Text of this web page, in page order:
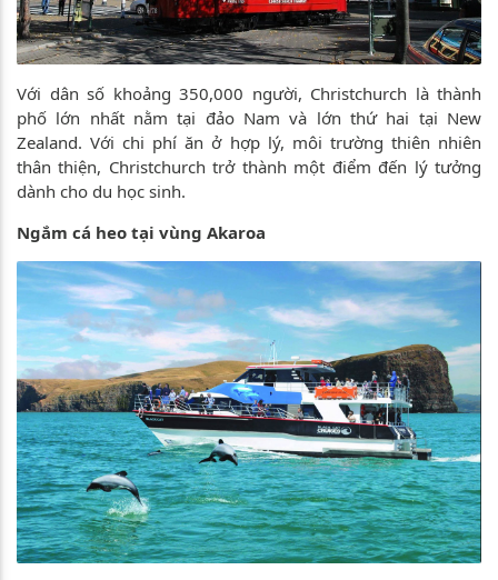
Với dân số khoảng 350,000 người, Christchurch là thành
phố lớn nhất nằm tại đảo Nam và lớn thứ hai tại New
Zealand. Với chi phí ăn ở hợp lý, môi trường thiên nhiên
thân thiện, Christchurch trở thành một điểm đến lý tưởng
dành cho du học sinh.
Ngắm cá heo tại vùng Akaroa